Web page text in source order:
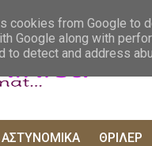
ΑΣΤΥΝΟΜΙΚΑ ΘΡΙΛΕΡ
cookies from Google to
Google along with
to detect and address